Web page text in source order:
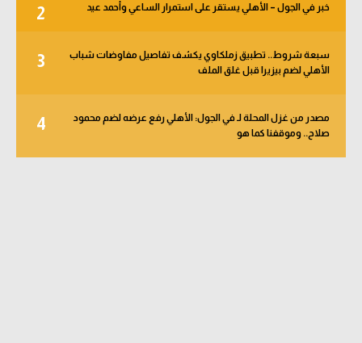
2 خبر في الجول – الأهلي يستقر على استمرار الساعي وأحمد عيد
3
سبعة شروط.. تطبيق زملكاوي يكشف تفاصيل مفاوضات شباب
الأهلي لضم بيزيرا قبل غلق الملف
4
مصدر من غزل المحلة لـ في الجول: الأهلي رفع عرضه لضم محمود
صلاح.. وموقفنا كما هو